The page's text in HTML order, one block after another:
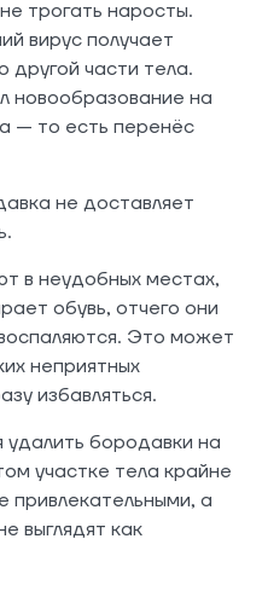
трогать наросты.
вирус получает
части тела.
новообразование на
— то есть перенёс
не доставляет
в неудобных местах,
обувь, отчего они
Это может
неприятных
избавляться.
бородавки на
участке тела крайне
а
выглядят как